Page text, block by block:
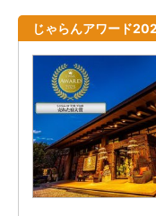
じゃらんアワード